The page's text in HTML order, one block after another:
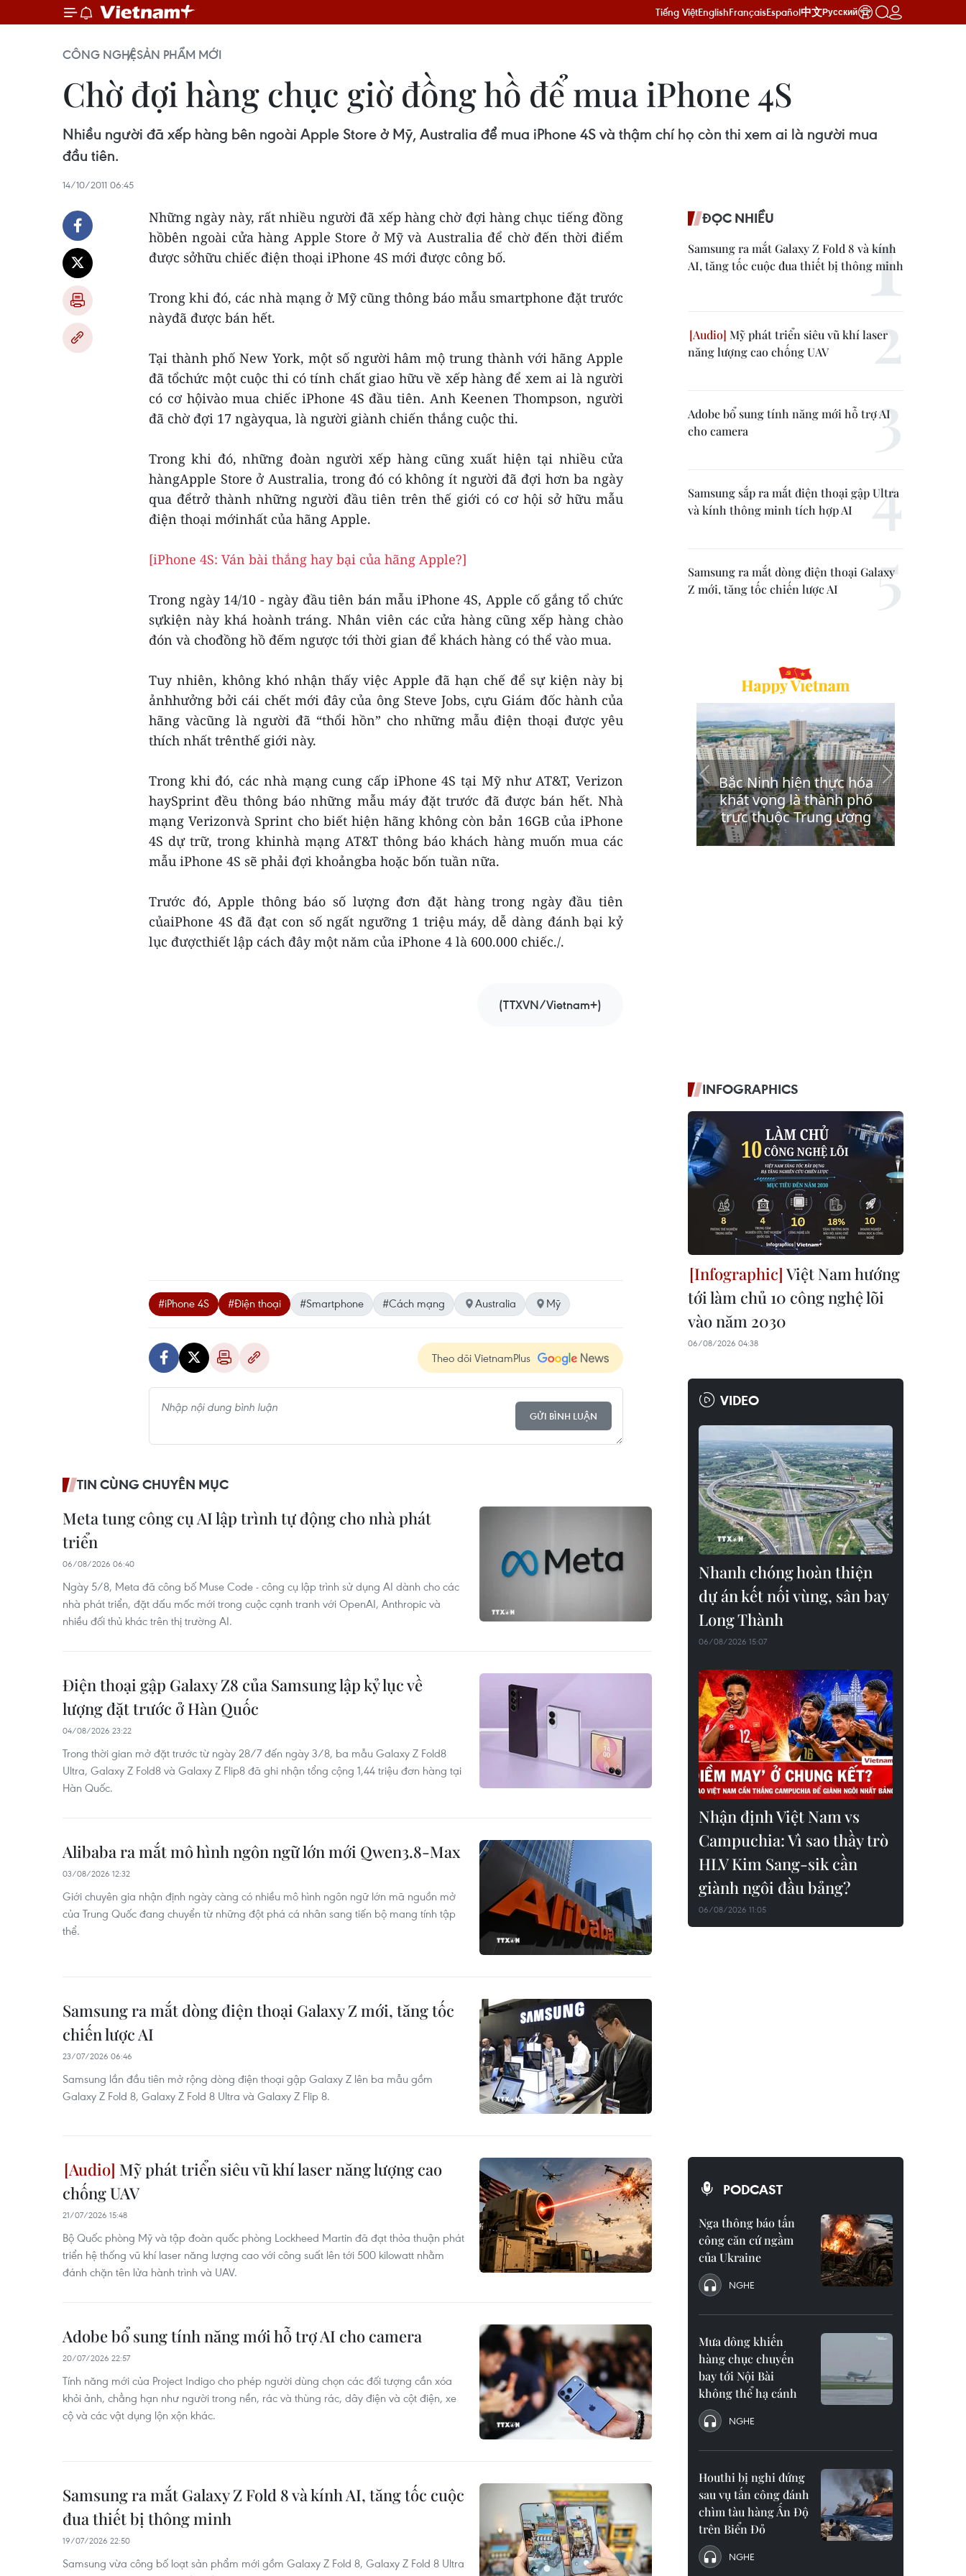
Tiếng ViệtEnglishFrançaisEspañol中文Русский
CÔNG NGHỆSẢN PHẨM MỚI
Chờ đợi hàng chục giờ đồng hồ để mua iPhone 4S
Nhiều người đã xếp hàng bên ngoài Apple Store ở Mỹ, Australia để mua iPhone 4S và thậm chí họ còn thi xem ai là người mua
đầu tiên.
14/10/2011 06:45
Những ngày này, rất nhiều người đã xếp hàng chờ đợi hàng chục tiếng đồng
hồbên ngoài cửa hàng Apple Store ở Mỹ và Australia để chờ đến thời điểm
được sởhữu chiếc điện thoại iPhone 4S mới được công bố.
Trong khi đó, các nhà mạng ở Mỹ cũng thông báo mẫu smartphone đặt trước
nàyđã được bán hết.
Tại thành phố New York, một số người hâm mộ trung thành với hãng Apple
đã tổchức một cuộc thi có tính chất giao hữu về xếp hàng để xem ai là người
có cơ hộivào mua chiếc iPhone 4S đầu tiên. Anh Keenen Thompson, người
đã chờ đợi 17 ngàyqua, là người giành chiến thắng cuộc thi.
Trong khi đó, những đoàn người xếp hàng cũng xuất hiện tại nhiều cửa
hàngApple Store ở Australia, trong đó có không ít người đã đợi hơn ba ngày
qua đểtrở thành những người đầu tiên trên thế giới có cơ hội sở hữu mẫu
điện thoại mớinhất của hãng Apple.
[iPhone 4S: Ván bài thắng hay bại của hãng Apple?]
Trong ngày 14/10 - ngày đầu tiên bán mẫu iPhone 4S, Apple cố gắng tổ chức
sựkiện này khá hoành tráng. Nhân viên các cửa hàng cũng xếp hàng chào
đón và chođồng hồ đếm ngược tới thời gian để khách hàng có thể vào mua.
Tuy nhiên, không khó nhận thấy việc Apple đã hạn chế để sự kiện này bị
ảnhhưởng bởi cái chết mới đây của ông Steve Jobs, cựu Giám đốc hành của
hãng vàcũng là người đã “thổi hồn” cho những mẫu điện thoại được yêu
thích nhất trênthế giới này.
Trong khi đó, các nhà mạng cung cấp iPhone 4S tại Mỹ như AT&T, Verizon
haySprint đều thông báo những mẫu máy đặt trước đã được bán hết. Nhà
mạng Verizonvà Sprint cho biết hiện hãng không còn bản 16GB của iPhone
4S dự trữ, trong khinhà mạng AT&T thông báo khách hàng muốn mua các
mẫu iPhone 4S sẽ phải đợi khoảngba hoặc bốn tuần nữa.
Trước đó, Apple thông báo số lượng đơn đặt hàng trong ngày đầu tiên
củaiPhone 4S đã đạt con số ngất ngưỡng 1 triệu máy, dễ dàng đánh bại kỷ
lục đượcthiết lập cách đây một năm của iPhone 4 là 600.000 chiếc./.
(TTXVN/Vietnam+)
#iPhone 4S #Điện thoại #Smartphone #Cách mạng Australia Mỹ
Theo dõi VietnamPlus
GỬI BÌNH LUẬN
TIN CÙNG CHUYÊN MỤC
Meta tung công cụ AI lập trình tự động cho nhà phát
triển
06/08/2026 06:40
Ngày 5/8, Meta đã công bố Muse Code - công cụ lập trình sử dụng AI dành cho các
nhà phát triển, đặt dấu mốc mới trong cuộc cạnh tranh với OpenAI, Anthropic và
nhiều đối thủ khác trên thị trường AI.
Điện thoại gập Galaxy Z8 của Samsung lập kỷ lục về
lượng đặt trước ở Hàn Quốc ​
04/08/2026 23:22
Trong thời gian mở đặt trước từ ngày 28/7 đến ngày 3/8, ba mẫu Galaxy Z Fold8
Ultra, Galaxy Z Fold8 và Galaxy Z Flip8 đã ghi nhận tổng cộng 1,44 triệu đơn hàng tại
Hàn Quốc.
Alibaba ra mắt mô hình ngôn ngữ lớn mới Qwen3.8-Max
03/08/2026 12:32
Giới chuyên gia nhận định ngày càng có nhiều mô hình ngôn ngữ lớn mã nguồn mở
của Trung Quốc đang chuyển từ những đột phá cá nhân sang tiến bộ mang tính tập
thể.
Samsung ra mắt dòng điện thoại Galaxy Z mới, tăng tốc
chiến lược AI
23/07/2026 06:46
Samsung lần đầu tiên mở rộng dòng điện thoại gập Galaxy Z lên ba mẫu gồm
Galaxy Z Fold 8, Galaxy Z Fold 8 Ultra và Galaxy Z Flip 8.
Mỹ phát triển siêu vũ khí laser năng lượng cao
chống UAV
21/07/2026 15:48
Bộ Quốc phòng Mỹ và tập đoàn quốc phòng Lockheed Martin đã đạt thỏa thuận phát
triển hệ thống vũ khí laser năng lượng cao với công suất lên tới 500 kilowatt nhằm
đánh chặn tên lửa hành trình và UAV.
Adobe bổ sung tính năng mới hỗ trợ AI cho camera
20/07/2026 22:57
Tính năng mới của Project Indigo cho phép người dùng chọn các đối tượng cần xóa
khỏi ảnh, chẳng hạn như người trong nền, rác và thùng rác, dây điện và cột điện, xe
cộ và các vật dụng lộn xộn khác.
Samsung ra mắt Galaxy Z Fold 8 và kính AI, tăng tốc cuộc
đua thiết bị thông minh
19/07/2026 22:50
Samsung vừa công bố loạt sản phẩm mới gồm Galaxy Z Fold 8, Galaxy Z Fold 8 Ultra
ĐỌC NHIỀU
Samsung ra mắt Galaxy Z Fold 8 và kính
AI, tăng tốc cuộc đua thiết bị thông minh
Mỹ phát triển siêu vũ khí laser
năng lượng cao chống UAV
Adobe bổ sung tính năng mới hỗ trợ AI
cho camera
Samsung sắp ra mắt điện thoại gập Ultra
và kính thông minh tích hợp AI
Samsung ra mắt dòng điện thoại Galaxy
Z mới, tăng tốc chiến lược AI
INFOGRAPHICS
Việt Nam hướng
tới làm chủ 10 công nghệ lõi
vào năm 2030
06/08/2026 04:38
VIDEO
Nhanh chóng hoàn thiện
dự án kết nối vùng, sân bay
Long Thành
06/08/2026 15:07
Nhận định Việt Nam vs
Campuchia: Vì sao thầy trò
HLV Kim Sang-sik cần
giành ngôi đầu bảng?
06/08/2026 11:05
PODCAST
Nga thông báo tấn
công căn cứ ngầm
của Ukraine
NGHE
Mưa dông khiến
hàng chục chuyến
bay tới Nội Bài
không thể hạ cánh
NGHE
Houthi bị nghi đứng
sau vụ tấn công đánh
chìm tàu hàng Ấn Độ
trên Biển Đỏ
NGHE